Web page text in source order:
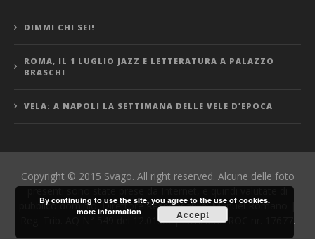
DIMMI CHI SEI!
ROMA, IL 1 LUGLIO JAZZ E LETTERATURA A PALAZZO
BRASCHI
VELA: A NAPOLI LA SETTIMANA DELLE VELE D’EPOCA
Copyright © 2015 Svago. All right reserved. Alcune delle foto
pubblico dominio. Direttore Responsabile: Manuel Romano |
Reg. Trib. AQ N° 549 del 12.01.06 | Iscrizione ROC nr. 17677.
By continuing to use the site, you agree to the use of cookies.
more information
Accept